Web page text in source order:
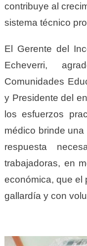
contribuye al
sistema técnico
El Gerente del
Echeverri,
Comunidades
y Presidente del
los esfuerzos
médico brinde
respuesta
trabajadoras, en
económica, que el
gallardía y con